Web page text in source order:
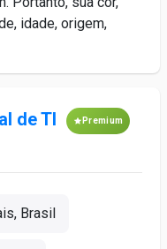
idade, origem,
de TI Premium
Brasil